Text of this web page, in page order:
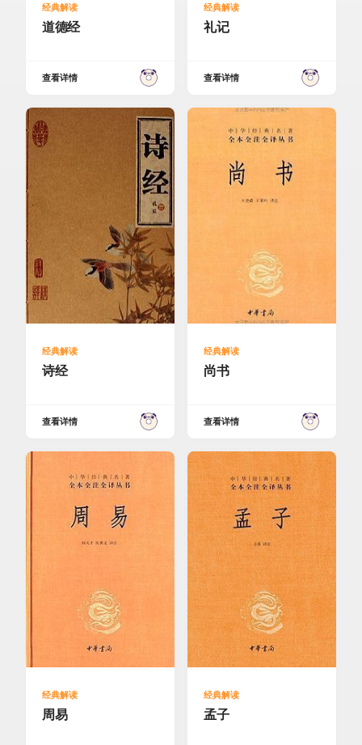
经典解读
道德经
查看详情
经典解读
礼记
查看详情
经典解读
诗经
查看详情
经典解读
尚书
查看详情
经典解读
周易
经典解读
孟子